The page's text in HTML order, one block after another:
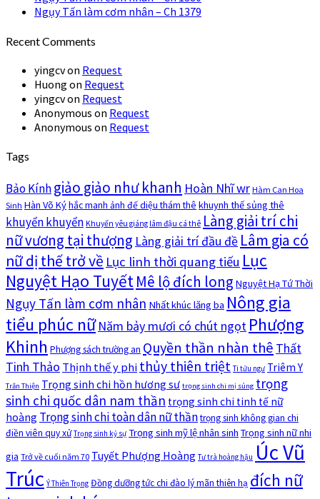
Ngụy Tấn làm cơm nhân – Ch 1379
Recent Comments
yingcvon Request
Huong on Request
yingcvon Request
Anonymous on Request
Anonymous on Request
Tags
Bảo Kínhgiảo giảo như khanh Hoàn Nhĩ wr Hàm Can Hoa
Sinh Hàn Võ Kýhắc manh ảnh đế diệu thám thê khuynh thế sủng thê
khuyển khuyển Khuyển yêu giáng lâm đậu cá thê Làng giải trí chi
nữ vương tại thượng Làng giải trí đầu đề Lâm gia có
nữ dị thế trở về Lục linh thời quang tiếu Lục
Nguyệt Hạo TuyếtMê lộ đích long Nguyệt Hạ Tứ Thời
Ngụy Tấn làm cơm nhân Nhất khúc lăng ba Nông gia
tiểu phúc nữ Năm bảy mươi có chút ngọt Phượng
Khinh Phượng sách trường an Quyền thần nhàn thê Thất
Tinh Thảo Thịnh thế y phi thủy thiên triệt Ti tửu ngư Triêm Y
Trăn Thiện Trọng sinh chi hồn hương sư trọng sinh chi mị sủng trọng
sinh chi quốc dân nam thần trọng sinh chi tinh tế nữ
hoàng Trọng sinh chi toàn dân nữ thầntrọng sinh không gian chi
điền viên quy xử Trọng sinh kỷ sự Trọng sinh mỹ lệ nhân sinh Trọng sinh nữ nhi
gia Trở về cuối năm 70 Tuyết Phượng Hoàng Tư trà hoàng hậu Úc Vũ
Trúc Ý Thiên Trọng Đồng dưỡng tức chi đào lý mãn thiên hạ đích nữ